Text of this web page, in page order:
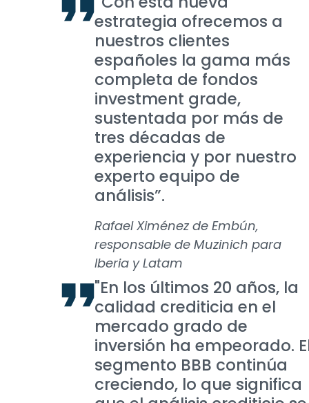
estrategia ofrecemos a
nuestros clientes
españoles la gama más
completa de fondos
investment grade,
sustentada por más de
tres décadas de
experiencia y por nuestro
experto equipo de
análisis”.
Rafael Ximénez de Embún,
responsable de Muzinich para
Iberia y Latam
"En los últimos 20 años, la
calidad crediticia en el
mercado grado de
inversión ha empeorado.
segmento BBB continúa
creciendo, lo que significa